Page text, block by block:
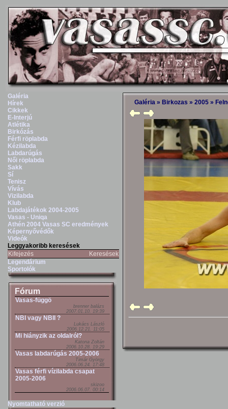
Galéria
Hírek
Cikkek
E-Interjú
Atlétika
Birkózás
Férfi röplabda
Kézilabda
Labdarúgás
Női röplabda
Sakk
Sí
Tenisz
Vívás
Vizilabda
Klub
Labdajátékok 2004-2005
Vasas - Uniqa
Athén 2004 Vasas SC eredmények
Képernyővédők
Videók
Leggyakoribb keresések
Kifejezés
Keresések
Legendárium
Sportolók
Fórum
Vasas-függö
brenner balázs
2007.01.10. 19:39
NBI vagy NBII ?
Lukács László
2006.12.21. 11:05
Mi hiányzik az oldalról?
Katona Zoltán
2006.10.28. 19:29
Vasas labdarúgás 2005-2006
Timár György
2006.06.24. 17:48
Vasas férfi vízilabda csapat
2005-2006
skizoo
2006.06.07. 00:14
Nyomtatható verzió
Galéria » Birkozas » 2005 »